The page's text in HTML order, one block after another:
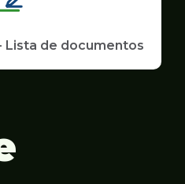
Lista de documentos